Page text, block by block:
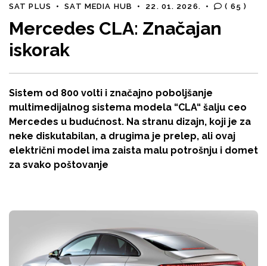
SAT PLUS • SAT MEDIA HUB • 22. 01. 2026. • ( 65 )
Mercedes CLA: Značajan
iskorak
Sistem od 800 volti i značajno poboljšanje
multimedijalnog sistema modela “CLA“ šalju ceo
Mercedes u budućnost. Na stranu dizajn, koji je za
neke diskutabilan, a drugima je prelep, ali ovaj
električni model ima zaista malu potrošnju i domet
za svako poštovanje